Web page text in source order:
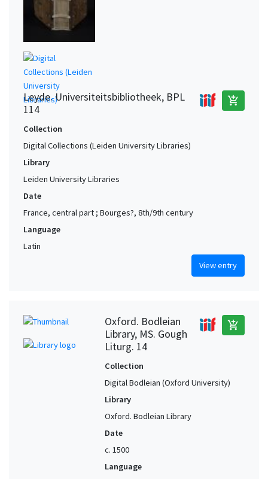
Leyde. Universiteitsbibliotheek, BPL
114
add_shopping_cart
Collection
Digital Collections (Leiden University Libraries)
Library
Leiden University Libraries
Date
France, central part ; Bourges?, 8th/9th century
Language
Latin
View entry
Oxford. Bodleian
Library, MS. Gough
Liturg. 14
add_shopping_cart
Collection
Digital Bodleian (Oxford University)
Library
Oxford. Bodleian Library
Date
c. 1500
Language